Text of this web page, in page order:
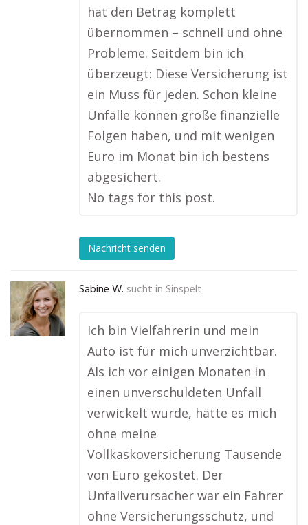
hat den Betrag komplett
übernommen – schnell und ohne
Probleme. Seitdem bin ich
überzeugt: Diese Versicherung ist
ein Muss für jeden. Schon kleine
Unfälle können große finanzielle
Folgen haben, und mit wenigen
Euro im Monat bin ich bestens
abgesichert.
No tags for this post.
Nachricht senden
Sabine W. sucht in Sinspelt
Ich bin Vielfahrerin und mein
Auto ist für mich unverzichtbar.
Als ich vor einigen Monaten in
einen unverschuldeten Unfall
verwickelt wurde, hätte es mich
ohne meine
Vollkaskoversicherung Tausende
von Euro gekostet. Der
Unfallverursacher war ein Fahrer
ohne Versicherungsschutz, und